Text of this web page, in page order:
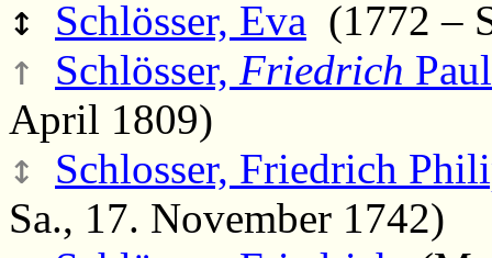
↕ Schlösser, Eva (1772 –
↑ Schlösser, Friedrich Paul
April 1809)
↕
Schlosser, Friedrich
Sa., 17. November 1742)